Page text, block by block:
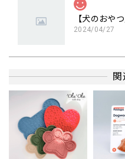
2024/04/27
ぱりぱりチー
2024/04/27
ダイエット中の我が家のわ
関